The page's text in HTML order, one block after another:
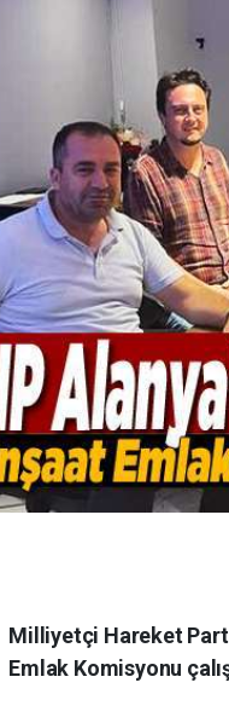
Milliyetçi Hareket
Emlak Komisyonu